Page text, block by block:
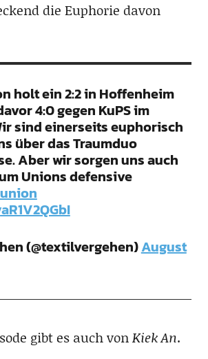
die Euphorie davon
holt ein 2:2 in Hoffenheim
4:0 gegen KuPS im
sind einerseits euphorisch
über das Traumduo
Aber wir sorgen uns auch
Unions defensive
(@textilvergehen)August
gibt es auch vonKiek An.